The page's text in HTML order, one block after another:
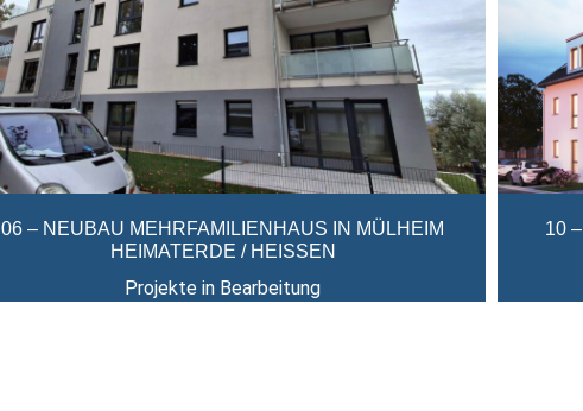
06 – NEUBAU MEHRFAMILIENHAUS IN MÜLHEIM
HEIMATERDE / HEISSEN
Projekte in Bearbeitung
10